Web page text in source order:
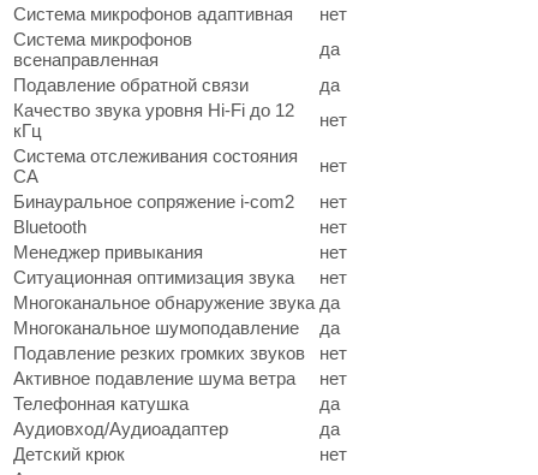
Система микрофонов адаптивная
нет
Система микрофонов
всенаправленная
да
Подавление обратной связи
да
Качество звука уровня Hi-Fi до 12
кГц
нет
Система отслеживания состояния
СА
нет
Бинауральное сопряжение i-com2
нет
Bluetooth
нет
Менеджер привыкания
нет
Ситуационная оптимизация звука
нет
Многоканальное обнаружение звука да
Многоканальное шумоподавление
да
Подавление резких громких звуков
нет
Активное подавление шума ветра
нет
Телефонная катушка
да
Аудиовход/Аудиоадаптер
да
Детский крюк
нет